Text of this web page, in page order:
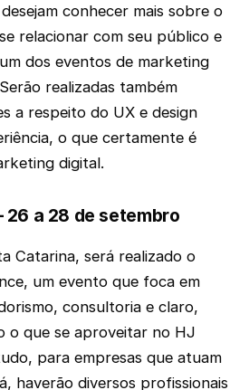
conhecer mais sobre o
relacionar com seu público e
dos eventos de marketing
realizadas também
a respeito do UX e design
o que certamente é
digital.
26 a 28 de setembro
Catarina, será realizado o
um evento que foca em
consultoria e claro,
o que se aproveitar no HJ
para empresas que atuam
haverão diversos profissionais